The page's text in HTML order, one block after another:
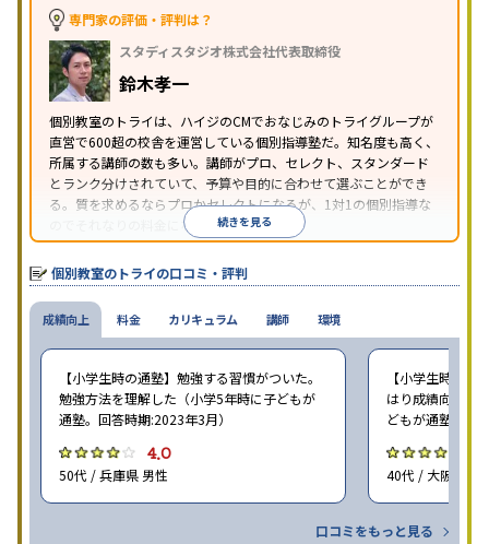
特徴
中高一貫校生に対応
応
学習にPC・タブレットを利用
科目から受講可能季節講習のみの受講可
の子どもに対応
※2023年3月調査。
専門家の評価・評判は？
スタディスタジオ株式会社代表取締役
鈴木孝一
個別教室のトライは、ハイジのCMでおなじみのトライグループが
直営で600超の校舎を運営している個別指導塾だ。知名度も高く、
所属する講師の数も多い。講師がプロ、セレクト、スタンダード
とランク分けされていて、予算や目的に合わせて選ぶことができ
る。質を求めるならプロかセレクトになるが、1対1の個別指導な
のでそれなりの料金になる。続きを見る
個別教室のトライの口コミ・評判
成績向上
【小学生時の通塾】勉強する習慣がついた。
勉強方法を理解した（小学5年時に子どもが
通塾。回答時期:2023年3月）
4.0
50代 / 兵庫県 男性
【小学生時の通
はり成績向上に
どもが通塾。回
40代 / 大阪府 女
口コミをもっと見る
料金 カリキュラム 講師 環境